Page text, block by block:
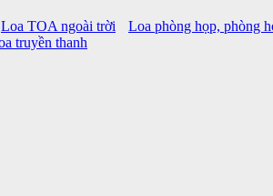
Loa TOA ngoài trời Loa phòng họp, phòng
truyền thanh